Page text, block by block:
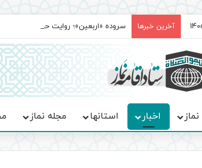
آخرین خبرها سروده‌ «اربعین»؛ روایت حماسه،
اخبار استانها مجله نماز